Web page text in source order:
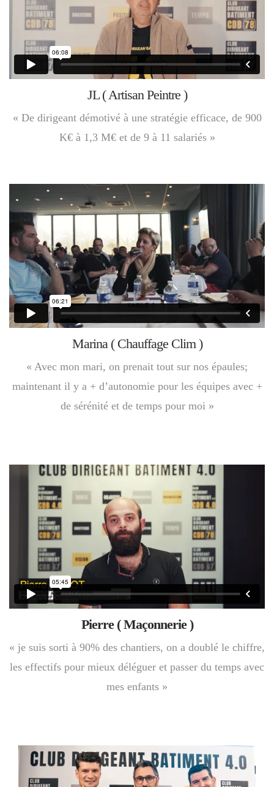
JL ( Artisan Peintre )
« De dirigeant démotivé à une stratégie efficace, de 900
K€ à 1,3 M€ et de 9 à 11 salariés »
Marina ( Chauffage Clim )
« Avec mon mari, on prenait tout sur nos épaules;
maintenant il y a + d’autonomie pour les équipes avec +
de sérénité et de temps pour moi »
Pierre ( Maçonnerie )
« je suis sorti à 90% des chantiers, on a doublé le chiffre,
les effectifs pour mieux déléguer et passer du temps avec
mes enfants »